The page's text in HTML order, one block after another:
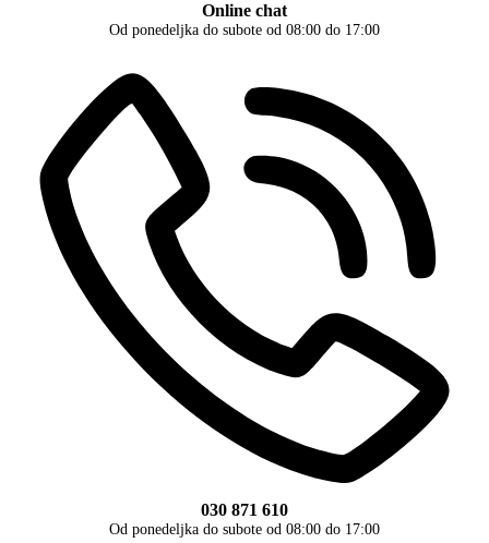
Online chat
Od ponedeljka do subote od 08:00 do 17:00
030 871 610
Od ponedeljka do subote od 08:00 do 17:00